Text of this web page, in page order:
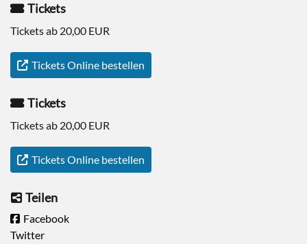
Tickets
Tickets ab 20,00 EUR
Tickets Online bestellen
Tickets
Tickets ab 20,00 EUR
Tickets Online bestellen
Teilen
Facebook
Twitter